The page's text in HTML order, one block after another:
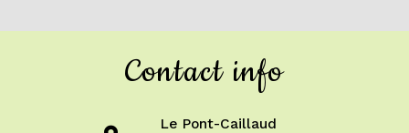
Contact info
Le Pont-Caillaud